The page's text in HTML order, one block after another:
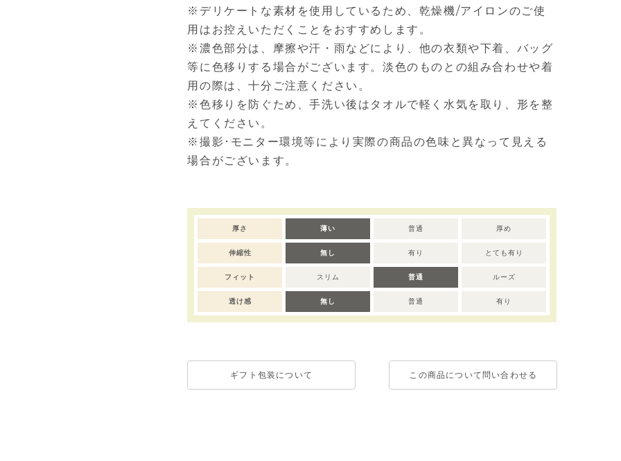
※デリケートな素材を使用しているため、乾燥機/アイロンのご使
用はお控えいただくことをおすすめします。
※濃色部分は、摩擦や汗・雨などにより、他の衣類や下着、バッグ
等に色移りする場合がございます。淡色のものとの組み合わせや着
用の際は、十分ご注意ください。
※色移りを防ぐため、手洗い後はタオルで軽く水気を取り、形を整
えてください。
※撮影･モニター環境等により実際の商品の色味と異なって見える
場合がございます。
厚さ 薄い 普通 厚め
伸縮性 無し 有り とても有り
フィット スリム 普通 ルーズ
透け感 無し 普通 有り
ギフト包装について この商品について問い合わせる